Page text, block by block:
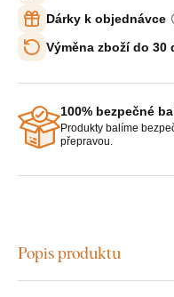
Dárky k objednávce
Výměna zboží do 30
100% bezpečné
Produkty balíme
přepravou.
Popis produktu